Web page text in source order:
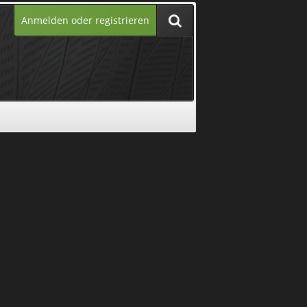
Anmelden oder registrieren